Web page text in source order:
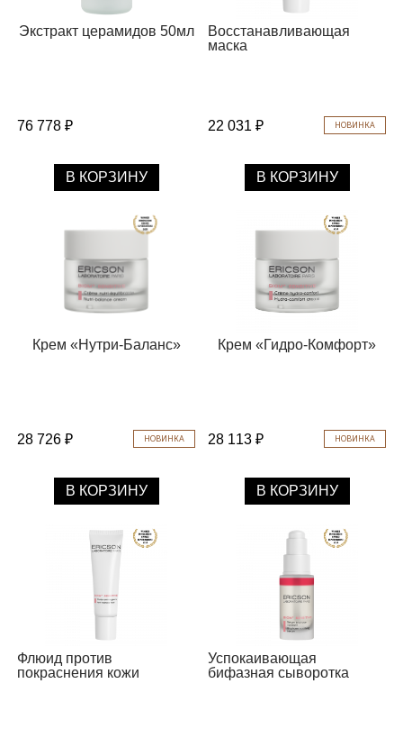
Экстракт церамидов 50мл
76 778 ₽
В КОРЗИНУ
НОВИНКА
Восстанавливающая
маска
22 031 ₽
В КОРЗИНУ
НОВИНКА
Крем «Нутри-Баланс»
28 726 ₽
В КОРЗИНУ
НОВИНКА
Крем «Гидро-Комфорт»
28 113 ₽
В КОРЗИНУ
Флюид против
покраснения кожи
Успокаивающая
бифазная сыворотка